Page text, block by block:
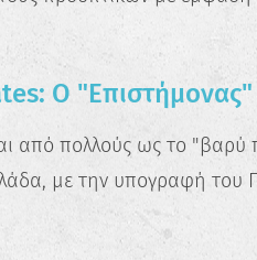
Ο "Επιστήμονας"
από πολλούς ως το "βαρύ
με την υπογραφή του